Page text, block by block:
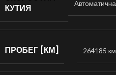
КУТИЯ
Автоматична
ПРОБЕГ [КМ] 264185 км